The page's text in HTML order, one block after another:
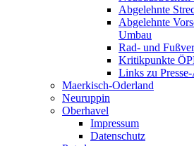
Abgelehnte
Abgelehnte
Umbau
Rad- und
Kritikpunkte
Links zu
Maerkisch-Oderland
Neuruppin
Oberhavel
Impressum
Datenschutz